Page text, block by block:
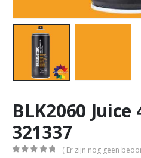
BLK2060 Juice
321337
( Er zijn nog geen